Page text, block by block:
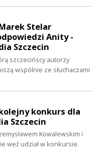
Stelar
Anity -
Szczecin
szczecińscy autorzy
wspólnie ze słuchaczami
konkurs dla
Szczecin
Kowalewskim i
weź udział w konkursie.